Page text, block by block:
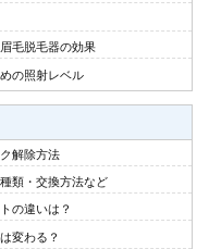
毛脱毛器の効果
の照射レベル
解除方法
類・交換方法など
の違いは？
変わる？